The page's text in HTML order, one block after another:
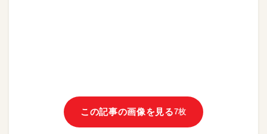
この記事の画像を見る7枚